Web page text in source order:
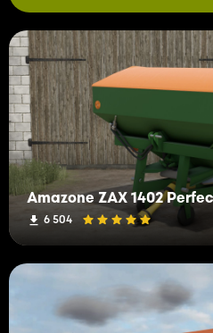
Amazone ZAX 1402
6 504